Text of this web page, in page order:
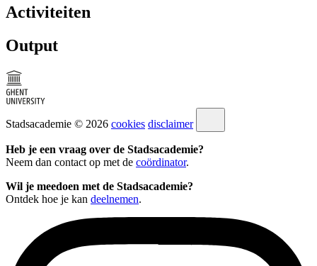
Activiteiten
Output
Stadsacademie © 2026 cookies disclaimer
Heb je een vraag over de Stadsacademie?
Neem dan contact op met de coördinator.
Wil je meedoen met de Stadsacademie?
Ontdek hoe je kan deelnemen.